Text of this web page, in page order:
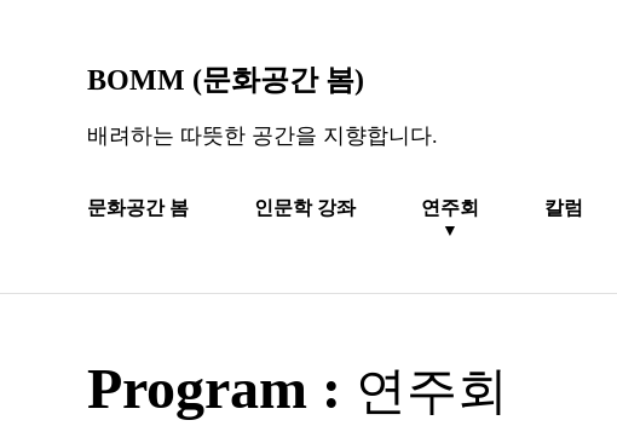
BOMM (문화공간 봄)
배려하는 따뜻한 공간을 지향합니다.
문화공간 봄 인문학 강좌 연주회
▼
칼럼
Program : 연주회